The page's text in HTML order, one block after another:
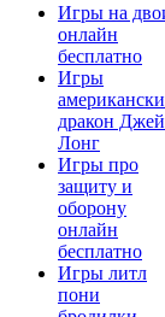
Игры на
онлайн
бесплатно
Игры
дракон
Лонг
Игры про
защиту и
оборону
онлайн
бесплатно
Игры литл
пони